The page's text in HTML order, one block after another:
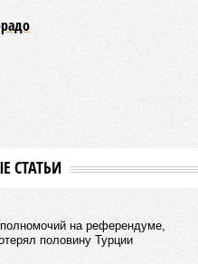
и, естественно,
Модернизация железных
в Ереване считается
РЖД столь же
в закавказскую
железных дорогах не
но и постоянно